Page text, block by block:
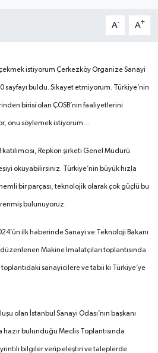
A- A+
çekmek istiyorum Çerkezköy Organize Sanayi
sayfayı buldu. Şikayet etmiyorum. Türkiye’nin
birisi olan ÇOSB’nin faaliyetlerini
onu söylemek istiyorum…
Repkon şirketi Genel Müdürü
okuyabilirsiniz. Türkiye’nin büyük hızla
bir parçası, teknolojik olarak çok güçlü bu
bulunuyoruz.
ilk haberinde Sanayi ve Teknoloji Bakanı
düzenlenen Makine İmalatçıları toplantısında
toplantıdaki sanayicilere ve tabii ki Türkiye’ye
olan İstanbul Sanayi Odası’nın başkanı
hazır bulunduğu Meclis Toplantısında
bilgiler verip eleştiri ve taleplerde